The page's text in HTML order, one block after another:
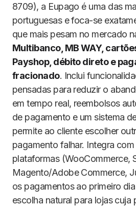
8709), a Eupago é uma das
portuguesas e foca-se
que mais pesam no mercado
Multibanco, MB WAY,
Payshop, débito direto e
fracionado. Inclui
pensadas para reduzir o
em tempo real, reembolsos
de pagamento e um sistema
permite ao cliente escolher
pagamento falhar. Integra
plataformas (WooCommerce,
Magento/Adobe Commerce,
os pagamentos ao primeiro
escolha natural para lojas cuja